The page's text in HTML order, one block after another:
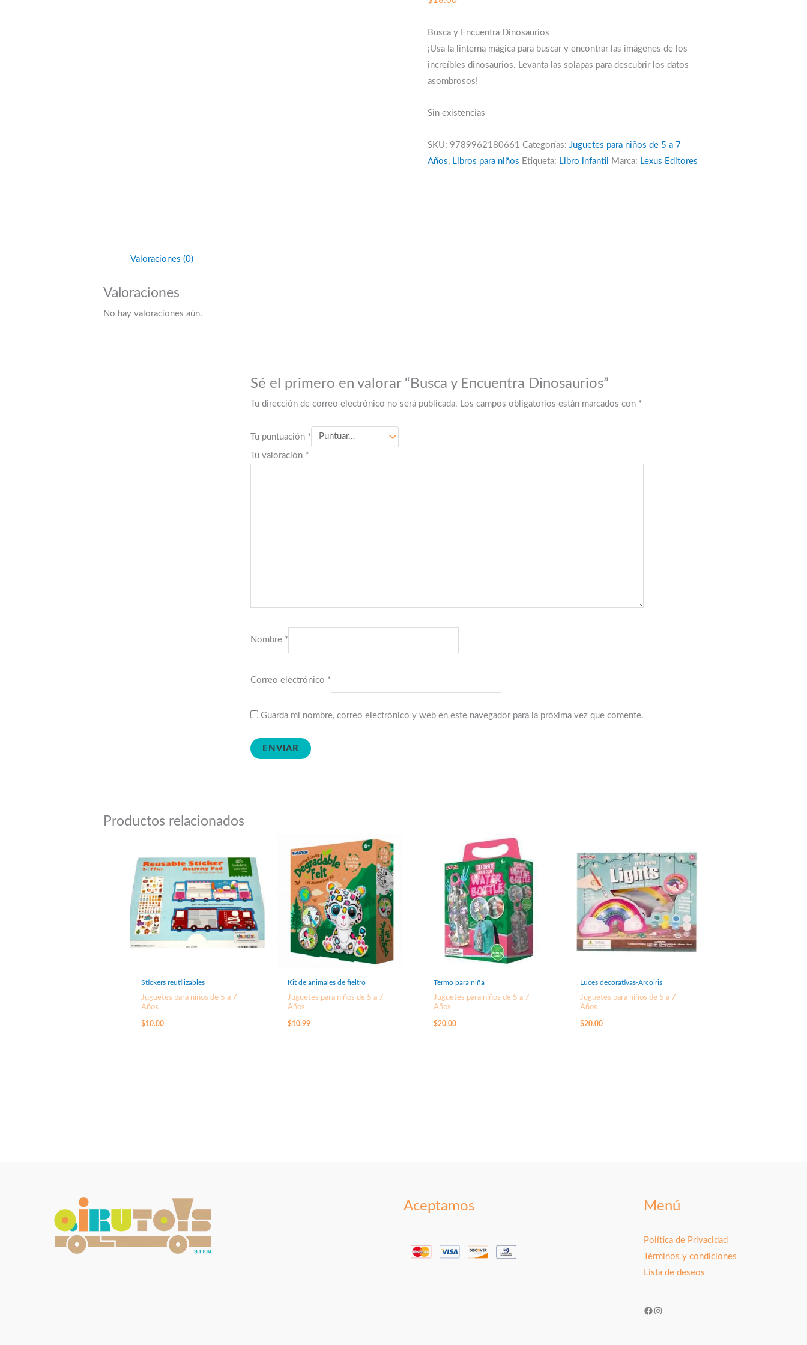
Busca y Encuentra Dinosaurios
¡Usa la linterna mágica para buscar y encontrar las imágenes de los
increíbles dinosaurios. Levanta las solapas para descubrir los datos
asombrosos!
Sin existencias
SKU: 9789962180661 Categorías: Juguetes para niños de 5 a 7
Años, Libros para niños Etiqueta: Libro infantil Marca: Lexus Editores
Valoraciones (0)
Valoraciones
No hay valoraciones aún.
Sé el primero en valorar “Busca y Encuentra Dinosaurios”
Tu dirección de correo electrónico no será publicada. Los campos obligatorios están marcados con *
Tu puntuación *
Tu valoración *
Nombre *
Correo electrónico *
Guarda mi nombre, correo electrónico y web en este navegador para la próxima vez que comente.
Productos relacionados
Stickers reutilizables
Juguetes para niños de 5 a 7
Años
$10.00
Kit de animales de fieltro
Juguetes para niños de 5 a 7
Años
$10.99
Termo para niña
Juguetes para niños de 5 a 7
Años
$20.00
Luces decorativas-Arcoiris
Juguetes para niños de 5 a 7
Años
$20.00
Aceptamos Menú
Política de Privacidad
Términos y condiciones
Lista de deseos
Facebook
Instagram